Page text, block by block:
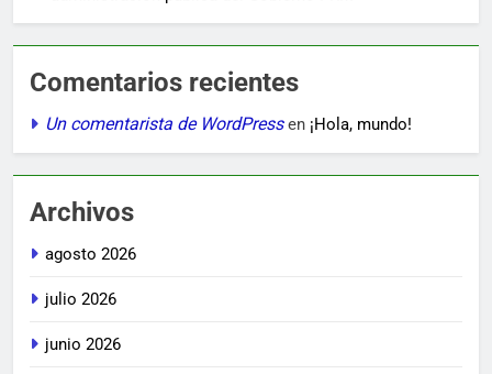
Comentarios recientes
Un comentarista de WordPressen ¡Hola, mundo!
Archivos
agosto 2026
julio 2026
junio 2026